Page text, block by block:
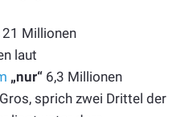
Millionen
laut
„nur“6,3 Millionen
sprich zwei Drittel der